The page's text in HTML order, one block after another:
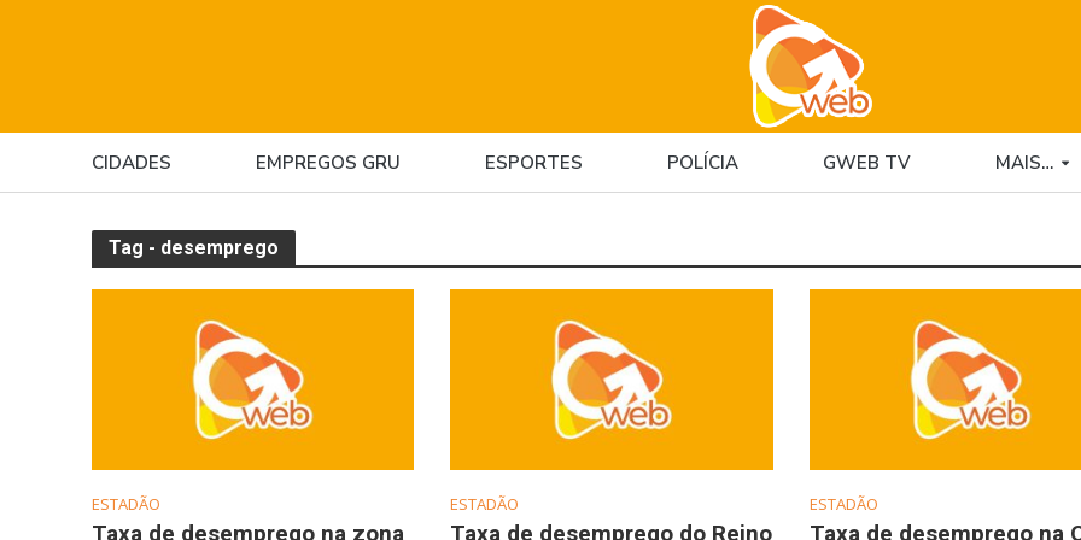
CIDADES EMPREGOS GRU ESPORTES POLÍCIA GWEB TV MAIS…
Tag - desemprego
ESTADÃO
Taxa de desemprego na zona
ESTADÃO
Taxa de desemprego do Reino
ESTADÃO
Taxa de desemprego na